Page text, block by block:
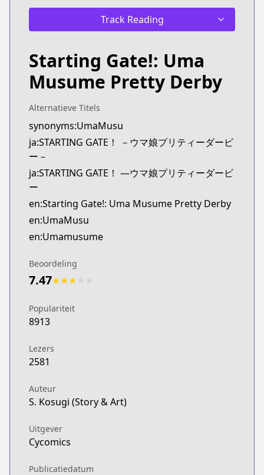
Track Reading
Starting Gate!: Uma
Musume Pretty Derby
Alternatieve Titels
synonyms:UmaMusu
ja:STARTING GATE！ －ウマ娘プリティーダービ
ー－
ja:STARTING GATE！ ―ウマ娘プリティーダービ
ー
en:Starting Gate!: Uma Musume Pretty Derby
en:UmaMusu
en:Umamusume
Beoordeling
7.47★★★
Populariteit
8913
Lezers
2581
Auteur
S. Kosugi (Story & Art)
Uitgever
Cycomics
Publicatiedatum